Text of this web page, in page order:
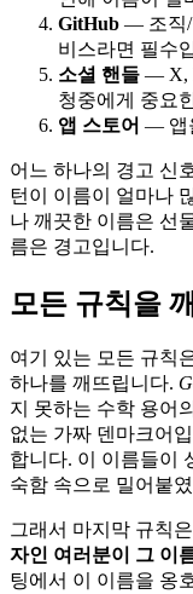
GitHub — 조직/
비스라면 필수
소셜 핸들 — X,
청중에게 중요
앱 스토어 — 앱
어느 하나의 경고 신
턴이 이름이 얼마나
나 깨끗한 이름은 선
름은 경고입니다.
모든 규칙을
여기 있는 모든 규칙
하나를 깨뜨립니다.
지 못하는 수학 용어
없는 가짜 덴마크어
합니다. 이 이름들이
숙함 속으로 밀어붙
그래서 마지막 규칙
자인 여러분이 그 이
팅에서 이 이름을 옹